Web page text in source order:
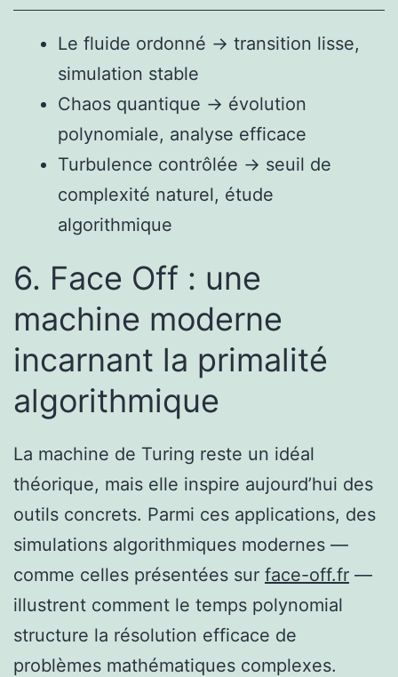
Le fluide ordonné → transition lisse,
simulation stable
Chaos quantique → évolution
polynomiale, analyse efficace
Turbulence contrôlée → seuil de
complexité naturel, étude
algorithmique
6. Face Off : une
machine moderne
incarnant la primalité
algorithmique
La machine de Turing reste un idéal
théorique, mais elle inspire aujourd’hui des
outils concrets. Parmi ces applications, des
simulations algorithmiques modernes —
comme celles présentées sur face-off.fr —
illustrent comment le temps polynomial
structure la résolution efficace de
problèmes mathématiques complexes.